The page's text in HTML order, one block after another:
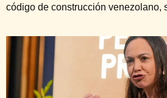
código de construcción venezolano,